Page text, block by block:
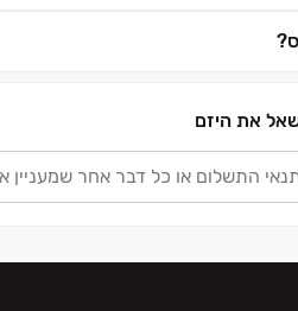
את היזם